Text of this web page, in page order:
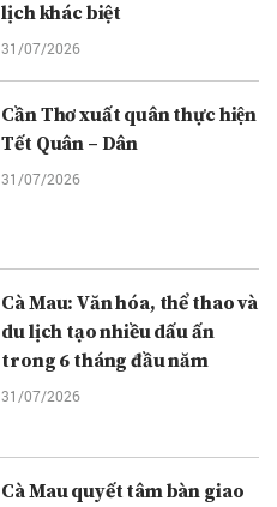
lịch khác biệt
31/07/2026
Cần Thơ xuất quân thực hiện
Tết Quân – Dân
31/07/2026
Cà Mau: Văn hóa, thể thao và
du lịch tạo nhiều dấu ấn
trong 6 tháng đầu năm
31/07/2026
Cà Mau quyết tâm bàn giao